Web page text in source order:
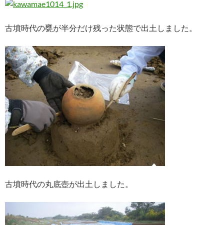
古墳時代の甕が半分だけ残った状態で出土しました。
古墳時代の丸底壺が出土しました。